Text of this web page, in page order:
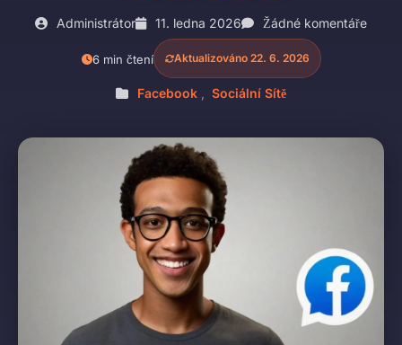
Administrátor 11. ledna 2026 Žádné komentáře
6 min čtení Aktualizováno 22. 6. 2026
Facebook Sociální Sítě